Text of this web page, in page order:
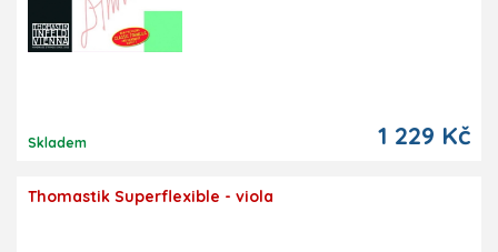
Skladem 1 229 Kč
Thomastik Superflexible - viola